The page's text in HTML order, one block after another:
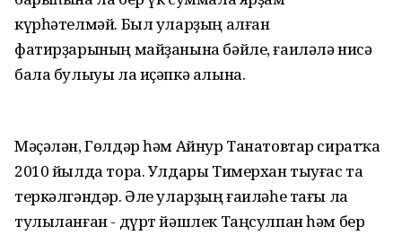
күрһәтелмәй. Был уларҙың алған
фатирҙарының майҙанына бәйле, ғаиләлә нисә
бала булыуы ла иҫәпкә алына.
Мәҫәлән, Гөлдәр һәм Айнур Танатовтар сиратҡа
2010 йылда тора. Улдары Тимерхан тыуғас та
теркәлгәндәр. Әле уларҙың ғаиләһе тағы ла
тулыланған - дүрт йәшлек Таңсулпан һәм бер